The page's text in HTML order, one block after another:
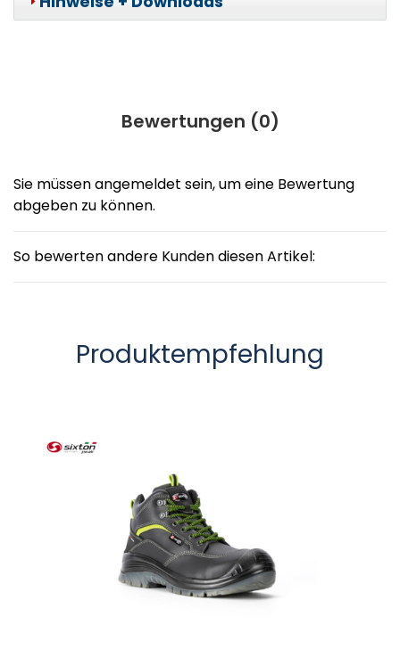
Bewertungen (0)
Sie müssen angemeldet sein, um eine Bewertung
abgeben zu können.
So bewerten andere Kunden diesen Artikel:
Produktempfehlung